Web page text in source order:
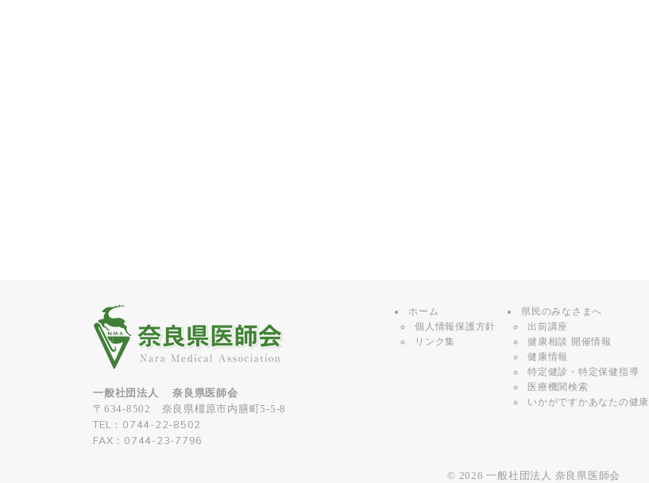
一般社団法人 奈良県医師会
〒634-8502 奈良県橿原市内膳町5-5-8
TEL：0744-22-8502
FAX：0744-23-7796
ホーム
個人情報保護方針
リンク集
県民のみなさまへ
出前講座
健康相談 開催情報
健康情報
特定健診・特定保健指導
医療機関検索
いかがですかあなたの健康
© 2026 一般社団法人 奈良県医師会